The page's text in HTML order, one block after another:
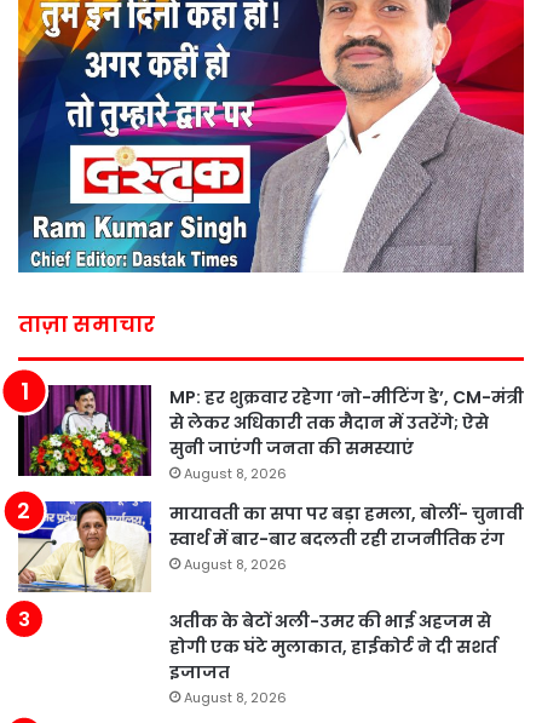
ताज़ा समाचार
MP: हर शुक्रवार रहेगा ‘नो-मीटिंग डे’, CM-मंत्री
से लेकर अधिकारी तक मैदान में उतरेंगे; ऐसे
सुनी जाएंगी जनता की समस्याएं
August 8, 2026
मायावती का सपा पर बड़ा हमला, बोलीं- चुनावी
स्वार्थ में बार-बार बदलती रही राजनीतिक रंग
August 8, 2026
अतीक के बेटों अली-उमर की भाई अहजम से
होगी एक घंटे मुलाकात, हाईकोर्ट ने दी सशर्त
इजाजत
August 8, 2026